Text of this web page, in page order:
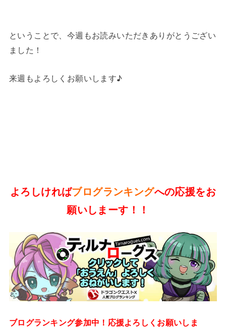
ということで、今週もお読みいただきありがとうござい
ました！
来週もよろしくお願いします♪
よろしければブログランキングへの応援をお
願いしまーす！！
ブログランキング参加中！応援よろしくお願いしま